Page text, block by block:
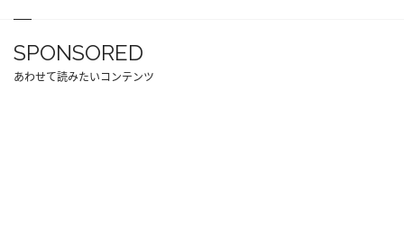
SPONSORED
あわせて読みたいコンテンツ